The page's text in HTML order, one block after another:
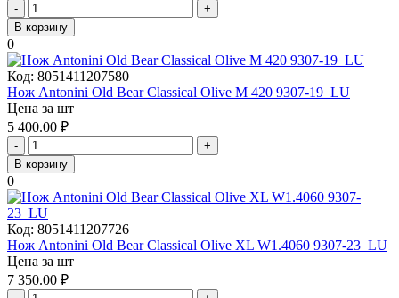
-
+
В корзину
0
Код: 8051411207580
Нож Antonini Old Bear Classical Olive M 420 9307-19_LU
Цена за шт
5 400.00 ₽
-
+
В корзину
0
Код: 8051411207726
Нож Antonini Old Bear Classical Olive XL W1.4060 9307-23_LU
Цена за шт
7 350.00 ₽